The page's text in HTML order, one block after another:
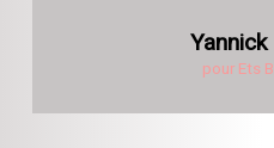
Yannick
pour Ets